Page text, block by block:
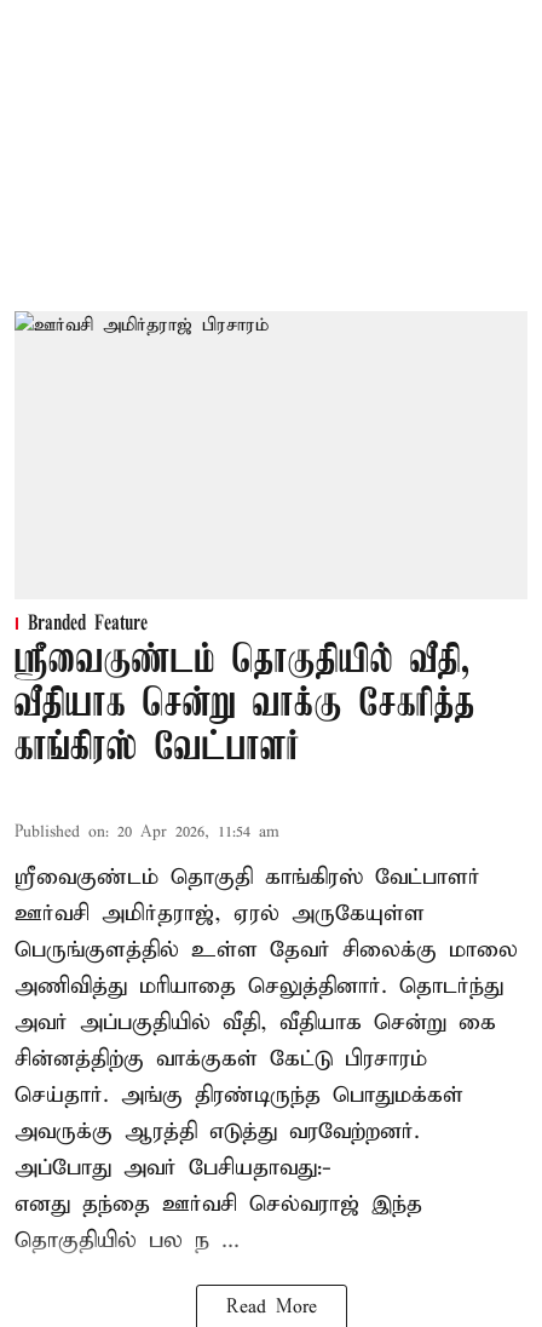
Branded Feature
ஸ்ரீவைகுண்டம் தொகுதியில் வீதி,
வீதியாக சென்று வாக்கு சேகரித்த
காங்கிரஸ் வேட்பாளர்
Published on: 20 Apr 2026, 11:54 am
ஸ்ரீவைகுண்டம் தொகுதி காங்கிரஸ் வேட்பாளர்
ஊர்வசி அமிர்தராஜ், ஏரல் அருகேயுள்ள
பெருங்குளத்தில் உள்ள தேவர் சிலைக்கு மாலை
அணிவித்து மரியாதை செலுத்தினார். தொடர்ந்து
அவர் அப்பகுதியில் வீதி, வீதியாக சென்று கை
சின்னத்திற்கு வாக்குகள் கேட்டு பிரசாரம்
செய்தார். அங்கு திரண்டிருந்த பொதுமக்கள்
அவருக்கு ஆரத்தி எடுத்து வரவேற்றனர்.
அப்போது அவர் பேசியதாவது:-
எனது தந்தை ஊர்வசி செல்வராஜ் இந்த
தொகுதியில் பல ந ...
Read More